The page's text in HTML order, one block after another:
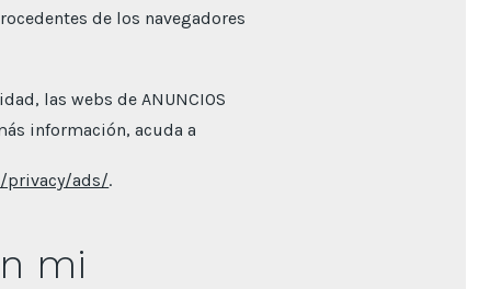
de los navegadores
las webs de ANUNCIOS
información, acuda a
privacy/ads/.
mi